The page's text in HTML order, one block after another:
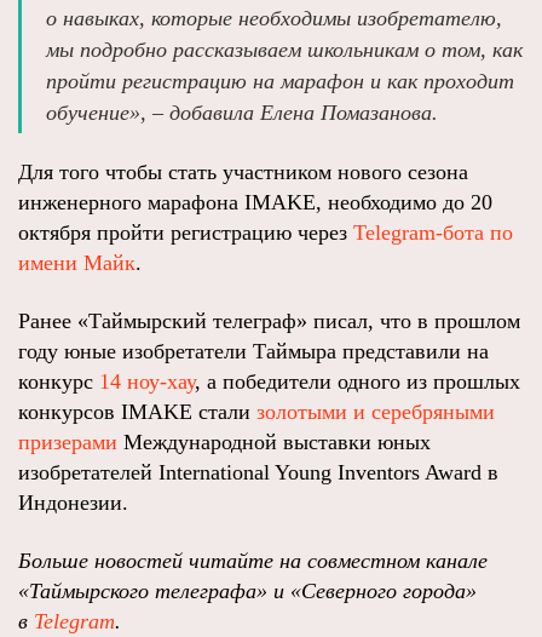
о навыках, которые необходимы изобретателю,
мы подробно рассказываем школьникам о том, как
пройти регистрацию на марафон и как проходит
обучение», – добавила Елена Помазанова.
Для того чтобы стать участником нового сезона
инженерного марафона IMAKE, необходимо до 20
октября пройти регистрацию через Telegram-бота по
имени Майк.
Ранее «Таймырский телеграф» писал, что в прошлом
году юные изобретатели Таймыра представили на
конкурс 14 ноу-хау, а победители одного из прошлых
конкурсов IMAKE стали золотыми и серебряными
призерами Международной выставки юных
изобретателей International Young Inventors Award в
Индонезии.
Больше новостей читайте на совместном канале
«Таймырского телеграфа» и «Северного города»
в Telegram.